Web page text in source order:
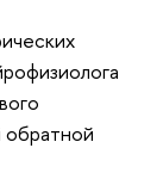
обратной